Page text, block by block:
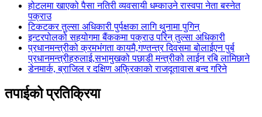
होटलमा खाएको पैसा नतिरी व्यवसायी धम्काउने रास्वपा नेता बस्नेत
पक्राउ
टिकटकर तुल्सा अधिकारी पुर्पक्षका लागि थुनामा पुगिन्
इन्टरपोलको सहयोगमा बैंककमा पक्राउ परिन् तुल्सा अधिकारी
प्रधानमन्त्रीको क्रमभंगता कायमै,गण्तन्त्र दिवसमा बोलाईएन पुर्ब
प्रधानमन्त्रीहरुलाई,सभामुखको पछाडी मन्त्रीको लाईन रबि लामिछाने
डेनमार्क, ब्राजिल र दक्षिण अफ्रिकाको राजदूतावास बन्द गरिने
तपाईको प्रतिक्रिया